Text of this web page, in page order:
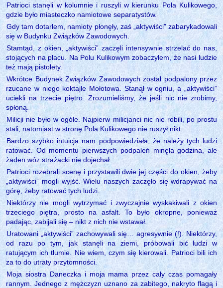
Patrioci stanęli w kolumnie i ruszyli w kierunku Pola Kulikowego,
gdzie było miasteczko namiotowe separatystów.
Gdy tam dotarłem, namioty płonęły, zaś „aktywiści” zabarykadowali
się w Budynku Związków Zawodowych.
Stamtąd, z okien, „aktywiści” zaczęli intensywnie strzelać do nas,
stojących na placu. Na Polu Kulikowym zobaczyłem, że nasi ludzie
też mają pistolety.
Wkrótce Budynek Związków Zawodowych został podpalony przez
rzucane w niego koktajle Mołotowa. Stanął w ogniu, a „aktywiści”
uciekli na trzecie piętro. Zrozumieliśmy, że jeśli nic nie zrobimy,
spłoną.
Milicji nie było w ogóle. Najpierw milicjanci nic nie robili, po prostu
stali, natomiast w stronę Pola Kulikowego nie ruszył nikt.
Bardzo szybko intuicja nam podpowiedziała, że należy tych ludzi
ratować. Od momentu pierwszych podpaleń minęła godzina, ale
żaden wóz strażacki nie dojechał.
Patrioci rozebrali scenę i przystawili dwie jej części do okien, żeby
„aktywiści” mogli wyjść. Wielu naszych zaczęło się wdrapywać na
górę, żeby ratować tych ludzi.
Niektórzy nie mogli wytrzymać i zwyczajnie wyskakiwali z okien
trzeciego piętra, prosto na asfalt. To było okropne, ponieważ
padając, zabijali się – nikt z nich nie wstawał.
Uratowani „aktywiści” zachowywali się… agresywnie (!). Niektórzy,
od razu po tym, jak stanęli na ziemi, próbowali bić ludzi w
ratującym ich tłumie. Nie wiem, czym się kierowali. Patrioci bili ich
za to do utraty przytomności.
Moja siostra Daneczka i moja mama przez cały czas pomagały
rannym. Jednego z mężczyzn uznano za zabitego, nakryto flagą i